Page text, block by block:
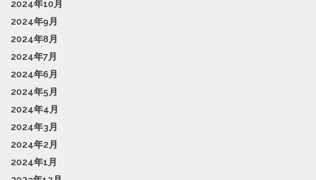
2024年10月
2024年9月
2024年8月
2024年7月
2024年6月
2024年5月
2024年4月
2024年3月
2024年2月
2024年1月